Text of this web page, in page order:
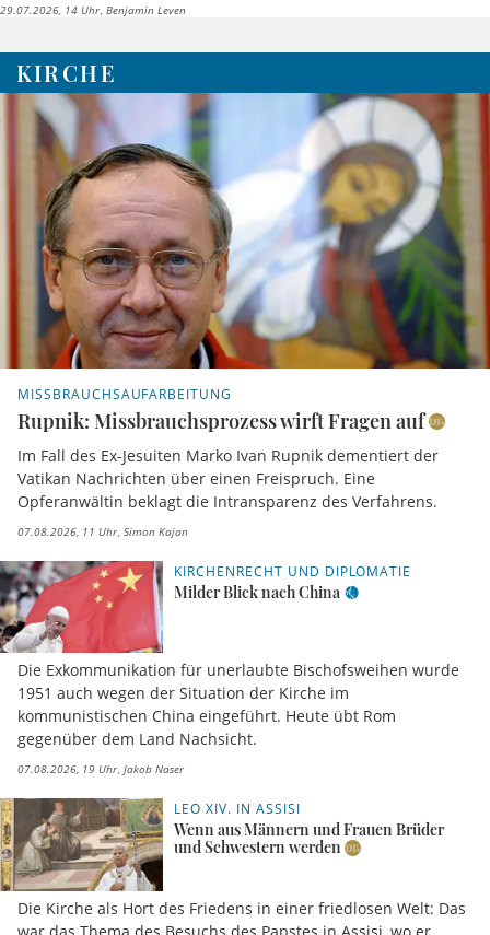
29.07.2026, 14 Uhr Benjamin Leven
KIRCHE
MISSBRAUCHSAUFARBEITUNG
Rupnik: Missbrauchsprozess wirft Fragen auf
Im Fall des Ex-Jesuiten Marko Ivan Rupnik dementiert der
Vatikan Nachrichten über einen Freispruch. Eine
Opferanwältin beklagt die Intransparenz des Verfahrens.
07.08.2026, 11 Uhr Simon Kajan
KIRCHENRECHT UND DIPLOMATIE
Milder Blick nach China
Die Exkommunikation für unerlaubte Bischofsweihen wurde
1951 auch wegen der Situation der Kirche im
kommunistischen China eingeführt. Heute übt Rom
gegenüber dem Land Nachsicht.
07.08.2026, 19 Uhr Jakob Naser
LEO XIV. IN ASSISI
Wenn aus Männern und Frauen Brüder
und Schwestern werden
Die Kirche als Hort des Friedens in einer friedlosen Welt: Das
war das Thema des Besuchs des Papstes in Assisi, wo er